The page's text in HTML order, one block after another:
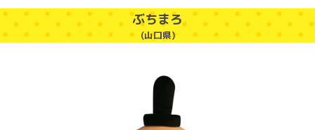
ぶちまろ
(山口県)